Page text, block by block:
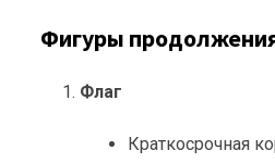
Фигуры
Флаг
Краткосрочная